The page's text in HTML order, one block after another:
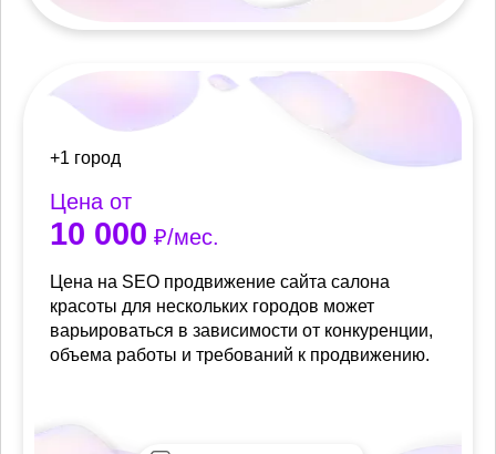
+1 город
Цена от
10 000 ₽/мес.
Цена на SEO продвижение сайта салона
красоты для нескольких городов может
варьироваться в зависимости от конкуренции,
объема работы и требований к продвижению.